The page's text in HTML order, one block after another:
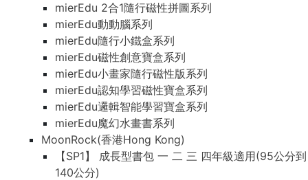
mierEdu 2合1隨行磁性拼圖系列
mierEdu動動腦系列
mierEdu隨行小鐵盒系列
mierEdu磁性創意寶盒系列
mierEdu小畫家隨行磁性版系列
mierEdu認知學習磁性寶盒系列
mierEdu邏輯智能學習寶盒系列
mierEdu魔幻水畫書系列
MoonRock(香港Hong Kong)
【SP1】 成長型書包 一 二 三 四年級適用(95公分到
140公分)